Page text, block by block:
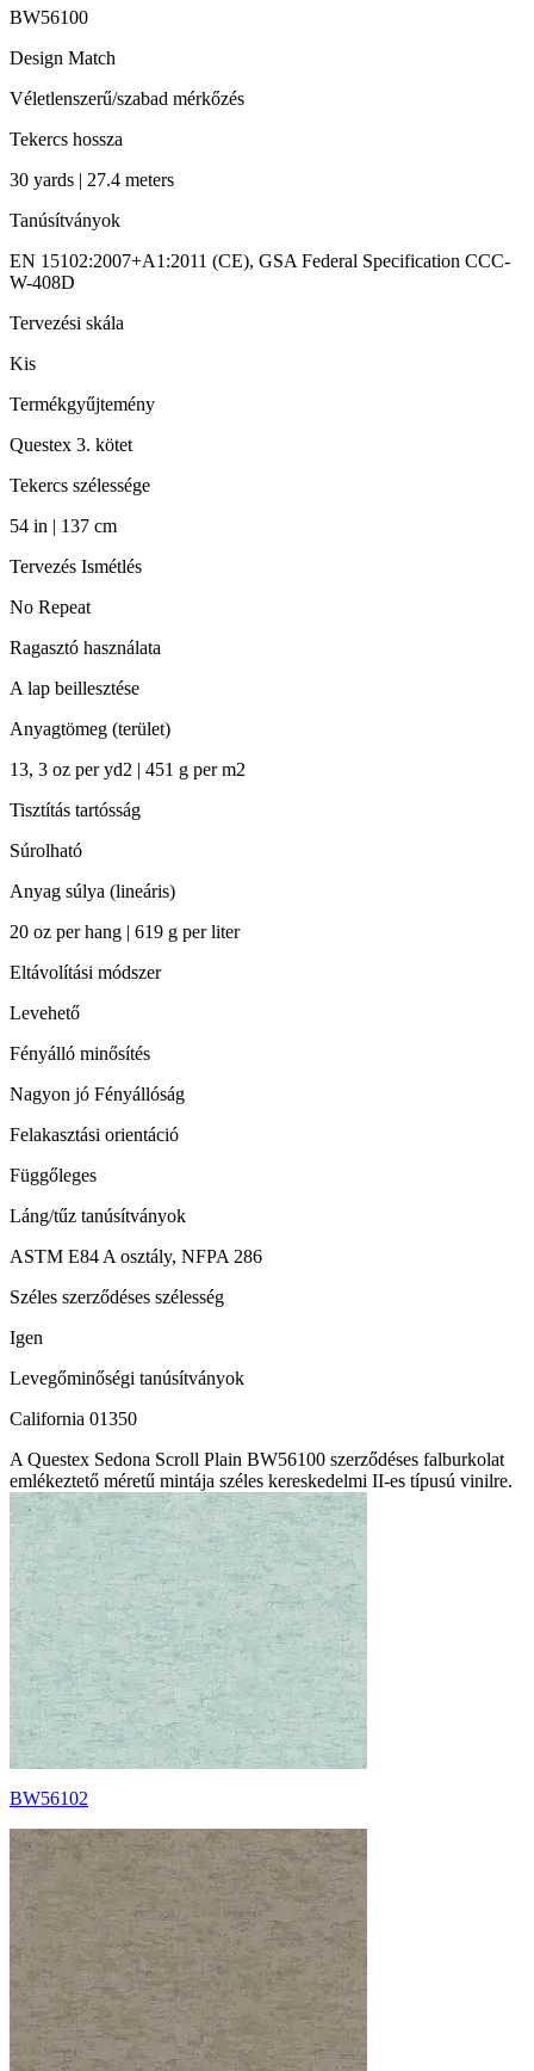
BW56100
Design Match
Véletlenszerű/szabad mérkőzés
Tekercs hossza
30 yards | 27.4 meters
Tanúsítványok
EN 15102:2007+A1:2011 (CE), GSA Federal Specification CCC-
W-408D
Tervezési skála
Kis
Termékgyűjtemény
Questex 3. kötet
Tekercs szélessége
54 in | 137 cm
Tervezés Ismétlés
No Repeat
Ragasztó használata
A lap beillesztése
Anyagtömeg (terület)
13, 3 oz per yd2 | 451 g per m2
Tisztítás tartósság
Súrolható
Anyag súlya (lineáris)
20 oz per hang | 619 g per liter
Eltávolítási módszer
Levehető
Fényálló minősítés
Nagyon jó Fényállóság
Felakasztási orientáció
Függőleges
Láng/tűz tanúsítványok
ASTM E84 A osztály, NFPA 286
Széles szerződéses szélesség
Igen
Levegőminőségi tanúsítványok
California 01350
A Questex Sedona Scroll Plain BW56100 szerződéses falburkolat
emlékeztető méretű mintája széles kereskedelmi II-es típusú vinilre.
BW56102